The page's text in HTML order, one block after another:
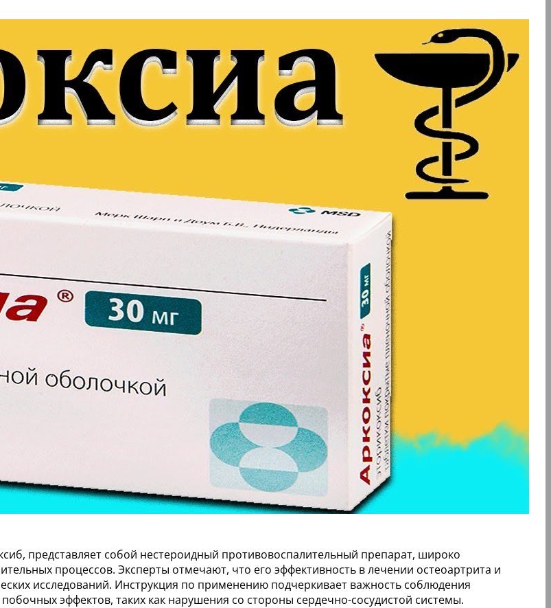
представляет собой нестероидный противовоспалительный препарат, широко
процессов. Эксперты отмечают, что его эффективность в лечении остеоартрита и
исследований. Инструкция по применению подчеркивает важность соблюдения
эффектов, таких как нарушения со стороны сердечно-сосудистой системы.